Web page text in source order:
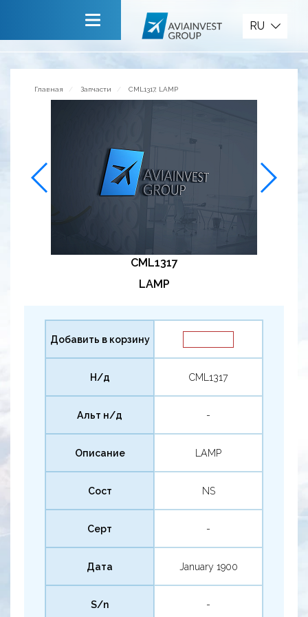
Сервисы
Обратная связь
RU
Главная Запчасти CML1317, LAMP
CML1317
LAMP
Добавить в корзину
Н/д CML1317
Альт н/д -
Описание LAMP
Сост NS
Серт -
Дата January 1900
S/n -